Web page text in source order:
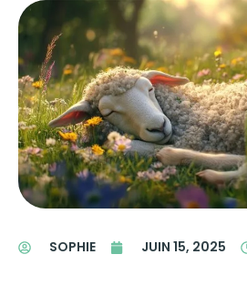
SOPHIE JUIN 15, 2025